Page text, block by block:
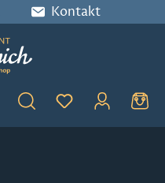
Kontakt
Du hast 0